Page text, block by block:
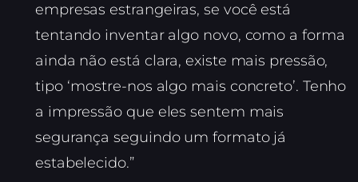
empresas estrangeiras, se você está
tentando inventar algo novo, como a forma
ainda não está clara, existe mais pressão,
tipo ‘mostre-nos algo mais concreto’. Tenho
a impressão que eles sentem mais
segurança seguindo um formato já
estabelecido.”